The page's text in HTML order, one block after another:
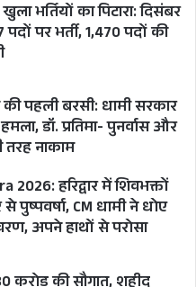
RAPE CRIME
भर्तियों का पिटारा: दिसंबर
पर भर्ती, 1,470 पदों की
पहली बरसी: धामी सरकार
डॉ. प्रतिमा- पुनर्वास और
नाकाम
2026: हरिद्वार में शिवभक्तों
पुष्पवर्षा, CM धामी ने धोए
अपने हाथों से परोसा